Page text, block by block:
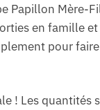
Papillon Mère-
en famille
pour
! Les